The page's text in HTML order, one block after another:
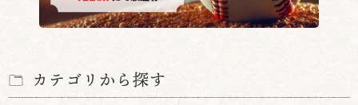
カテゴリから探す